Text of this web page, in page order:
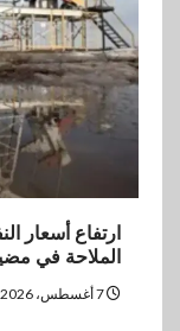
ارتفاع أسعار
الملاحة في